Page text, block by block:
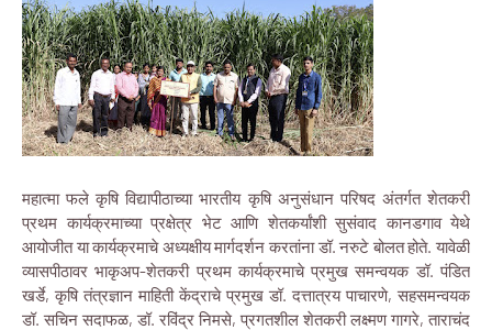
महात्मा फले कृषि विद्यापीठाच्या भारतीय कृषि अनुसंधान परिषद अंतर्गत शेतकरी
प्रथम कार्यक्रमाच्या प्रक्षेत्र भेट आणि शेतकर्यांशी सुसंवाद कानडगाव येथे
आयोजीत या कार्यक्रमाचे अध्यक्षीय मार्गदर्शन करतांना डॉ. नरुटे बोलत होते. यावेळी
व्यासपीठावर भाकृअप-शेतकरी प्रथम कार्यक्रमाचे प्रमुख समन्वयक डॉ. पंडित
खर्डे, कृषि तंत्रज्ञान माहिती केंद्राचे प्रमुख डॉ. दत्तात्रय पाचारणे, सहसमन्वयक
डॉ. सचिन सदाफळ, डॉ. रविंद्र निमसे, प्रगतशील शेतकरी लक्ष्मण गागरे, ताराचंद